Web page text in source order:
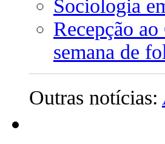
Sociologia
Recepção
semana de
Outras notícias: